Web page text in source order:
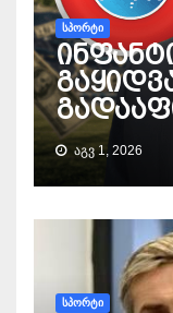
ᲡᲞᲝᲠᲢᲘ
ᲐᲒᲕ 1, 2026
ᲡᲞᲝᲠᲢᲘ